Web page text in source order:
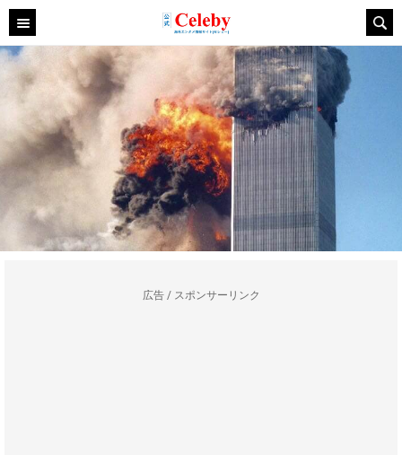
広告 / スポンサーリンク